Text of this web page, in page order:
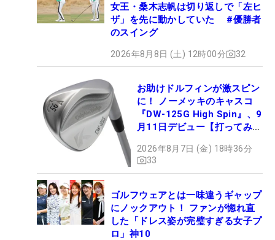
女王・桑木志帆は切り返しで「左ヒ
ザ」を先に動かしていた #優勝者
のスイング
2026年8月8日 (土) 12時00分 32
お助けドルフィンが激スピン
に！ ノーメッキのキャスコ
『DW-125G High Spin』、9
月11日デビュー【打ってみ
2026年8月7日 (金) 18時36分
33
ゴルフウェアとは一味違うギャップ
にノックアウト！ ファンが惚れ直
した「ドレス姿が完璧すぎる女子プ
ロ」神10